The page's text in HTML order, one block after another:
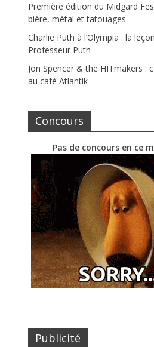
Première édition du Midgard
bière, métal et tatouages
Charlie Puth à l’Olympia : la
Professeur Puth
Jon Spencer & the HITmakers :
au café Atlantik
Concours
Pas de concours en ce
Publicité